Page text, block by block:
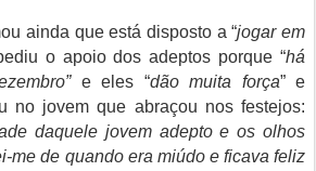
ainda que está disposto a “jogar em
o apoio dos adeptos porque “há
e eles “dão muita força” e
no jovem que abraçou nos festejos:
daquele jovem adepto e os olhos
me de quando era miúdo e ficava feliz